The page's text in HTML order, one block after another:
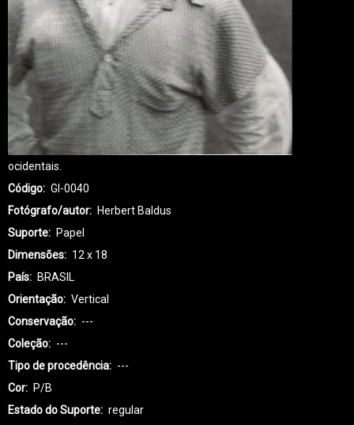
ocidentais.
Código
GI-0040
Fotógrafo/autor
Herbert Baldus
Suporte
Papel
Dimensões
12 x 18
País
BRASIL
Orientação
Vertical
Conservação
---
Coleção
---
Tipo de procedência
---
Cor
P/B
Estado do Suporte
regular